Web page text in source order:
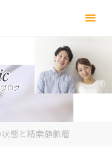
態と精索静脈瘤